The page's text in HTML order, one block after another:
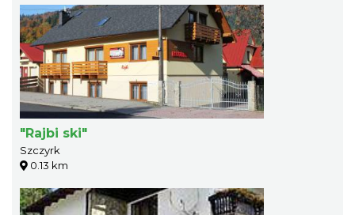
"Rajbi ski"
Szczyrk
0.13 km